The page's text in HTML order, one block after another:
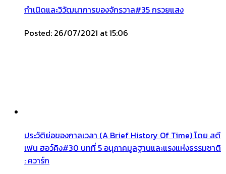
กำเนิดและวิวัฒนาการของจักรวาล#35 กรวยแสง
Posted: 26/07/2021 at 15:06
ประวัติย่อของกาลเวลา (A Brief History Of Time) โดย สตี
เฟน ฮอว์คิง#30 บทที่ 5 อนุภาคมูลฐานและแรงแห่งธรรมชาติ
: ควาร์ก